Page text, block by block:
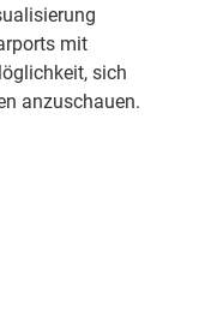
mit
sich
anzuschauen.